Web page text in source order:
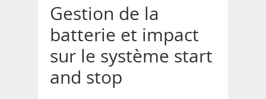
Gestion de la
batterie et impact
sur le système start
and stop